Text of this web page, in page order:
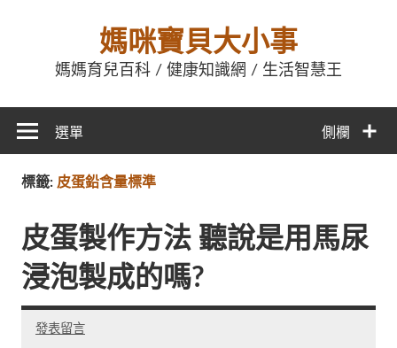
媽咪寶貝大小事
媽媽育兒百科 / 健康知識網 / 生活智慧王
側欄
選單
標籤: 皮蛋鉛含量標準
皮蛋製作方法 聽說是用馬尿
浸泡製成的嗎?
發表留言